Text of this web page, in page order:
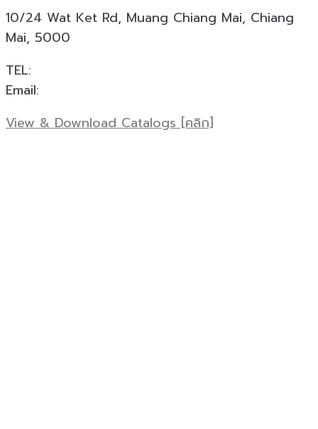
10/24 Wat Ket Rd, Muang Chiang Mai, Chiang
Mai, 5000
TEL:
Email:
View & Download Catalogs [คลิก]